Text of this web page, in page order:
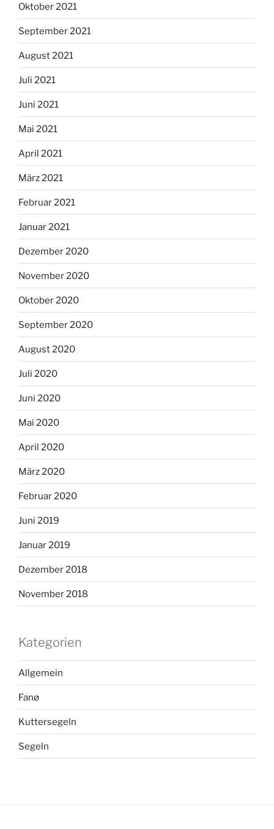
Oktober 2021
September 2021
August 2021
Juli 2021
Juni 2021
Mai 2021
April 2021
März 2021
Februar 2021
Januar 2021
Dezember 2020
November 2020
Oktober 2020
September 2020
August 2020
Juli 2020
Juni 2020
Mai 2020
April 2020
März 2020
Februar 2020
Juni 2019
Januar 2019
Dezember 2018
November 2018
Kategorien
Allgemein
Fanø
Kuttersegeln
Segeln